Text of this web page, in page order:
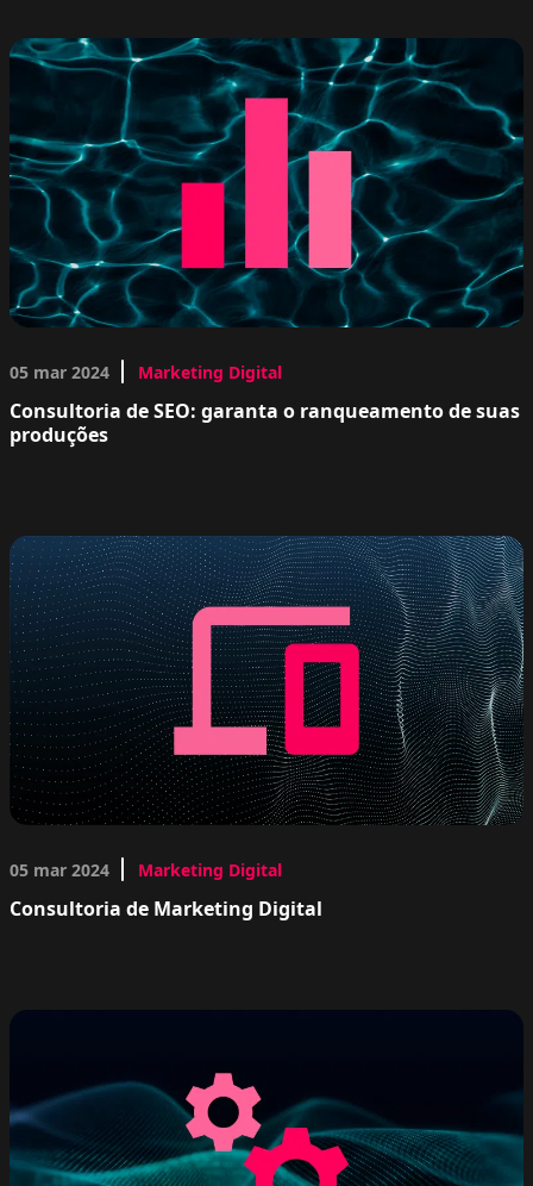
05 mar 2024 Marketing Digital
Consultoria de SEO: garanta o ranqueamento de suas
produções
05 mar 2024 Marketing Digital
Consultoria de Marketing Digital